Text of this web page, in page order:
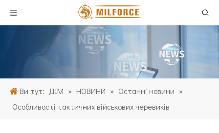
Ви тут: ДІМ » НОВИНИ » Останні новини »
Особливості тактичних військових черевиків